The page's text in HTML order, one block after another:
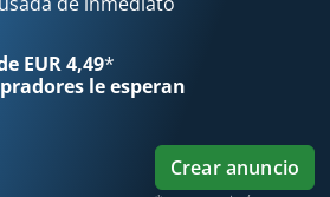
EUR 4,49*
le esperan
Crear anuncio